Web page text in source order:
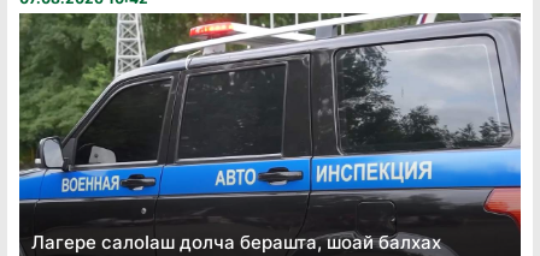
Лагере салоӏаш долча берашта, шоай балхах